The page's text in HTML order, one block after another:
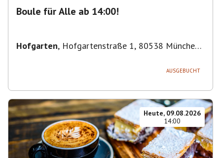
Boule für Alle ab 14:00!
Hofgarten, Hofgartenstraße 1, 80538 München,
AUSGEBUCHT
Heute, 09.08.2026
14:00